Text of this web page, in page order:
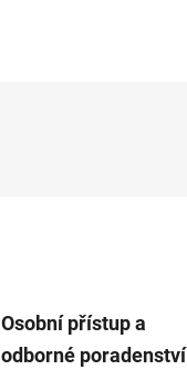
Osobní přístup a
odborné poradenství